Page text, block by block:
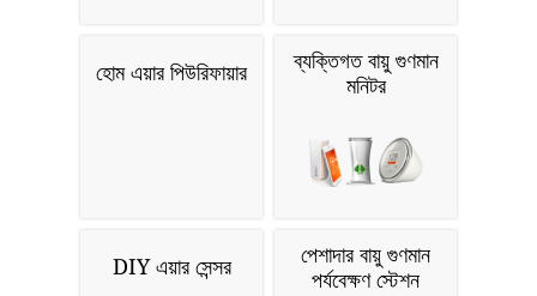
হোম এয়ার পিউরিফায়ার
ব্যক্তিগত বায়ু গুণমান
মনিটর
DIY এয়ার সেন্সর
পেশাদার বায়ু গুণমান
পর্যবেক্ষণ স্টেশন